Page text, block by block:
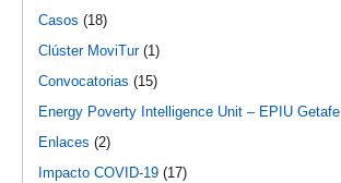
Casos (18)
Clúster MoviTur(1)
Convocatorias (15)
Energy Poverty Intelligence Unit – EPIU Getafe
Enlaces (2)
Impacto COVID-19 (17)